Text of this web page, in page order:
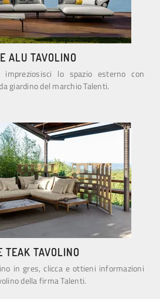
ALU TAVOLINO
lo spazio esterno con
giardino del marchio Talenti.
TEAK TAVOLINO
in gres, clicca e ottieni informazioni
della firma Talenti.